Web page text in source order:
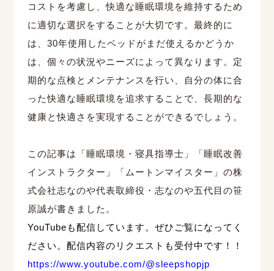
コストを考慮し、快適な睡眠環境を維持するため
に適切な選択をすることが大切です。最終的に
は、 30年使用したベッドがまだ使えるかどうか
は、個々の状況やニーズによって異なります。定
期的な点検とメンテナンスを行い、自分の体に合
った快適な睡眠環境を追求することで、長期的な
健康と快適さを実現することができるでしょう。
この記事は「睡眠環境・寝具指導士」「睡眠改善
インストラクター」「ムートンマイスター」の株
式会社志なのや代表取締役・志なのや五代目の笹
原誠が書きました。
YouTubeも配信しています。ぜひご覧になってく
ださい。配信内容のリクエストも受付中です！！
https://www.youtube.com/@sleepshopjp